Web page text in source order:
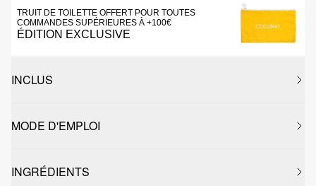
TRUIT DE TOILETTE OFFERT POUR TOUTES
COMMANDES SUPÉRIEURES À +100€
ÉDITION EXCLUSIVE
INCLUS
MODE D'EMPLOI
INGRÉDIENTS